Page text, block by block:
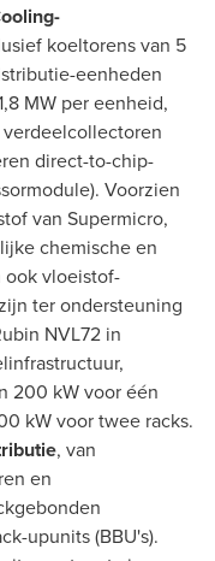
koeltorens van 5
eenheden
MW per eenheid,
direct-to-chip-
Voorzien
van Supermicro,
chemische en
ook vloeistof-
ter ondersteuning
NVL72 in
200 kW voor één
kW voor twee racks.
, van
en
upunits (BBU's).